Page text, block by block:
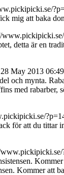
mig att baka
detta är en
May 2013
och mynta.
med rabarber,
för att du tittar
Kommer
Kommer att